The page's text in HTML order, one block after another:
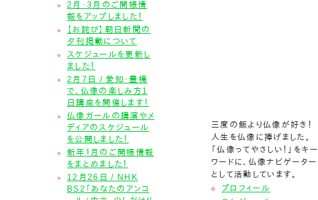
2月・3月のご開帳情
報をアップしました！
【お詫び】朝日新聞の
夕刊掲載について
スケジュールを更新し
ました！
2月7日 / 愛知・豊橋
で、仏像の楽しみ方1
日講座を開催します！
仏像ガールの講演やメ
ディアのスケジュール
を公開しました！
新年１月のご開帳情報
をまとめました！
12月26日 / NHK
BS2「あなたのアンコ
三度の飯より仏像が好き！
人生を仏像に捧げました。
「仏像ってやさしい！」をキー
ワードに、仏像ナビゲーター
として活動しています。
プロフィール